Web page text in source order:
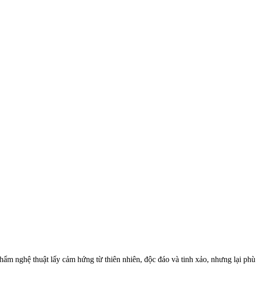
nghệ thuật lấy cảm hứng từ thiên nhiên, độc đáo và tinh xảo, nhưng lại phù